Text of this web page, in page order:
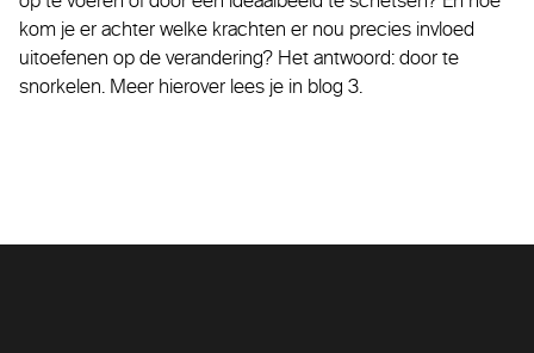
kom je er achter welke krachten er nou precies invloed
uitoefenen op de verandering? Het antwoord: door te
snorkelen. Meer hierover lees je in blog 3.